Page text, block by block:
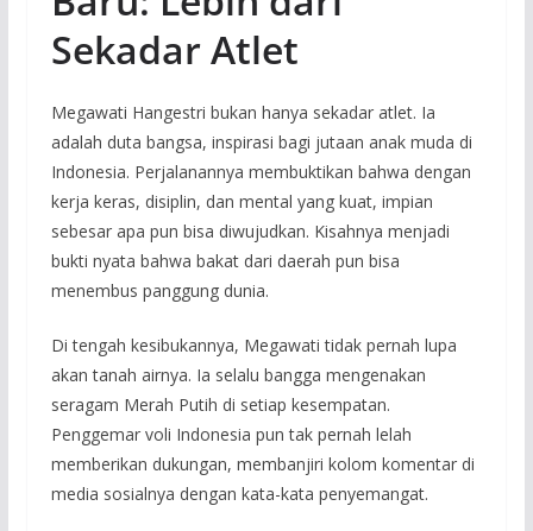
Sekadar Atlet
Megawati Hangestri bukan hanya sekadar atlet. Ia
adalah duta bangsa, inspirasi bagi jutaan anak muda di
Indonesia. Perjalanannya membuktikan bahwa dengan
kerja keras, disiplin, dan mental yang kuat, impian
sebesar apa pun bisa diwujudkan. Kisahnya menjadi
bukti nyata bahwa bakat dari daerah pun bisa
menembus panggung dunia.
Di tengah kesibukannya, Megawati tidak pernah lupa
akan tanah airnya. Ia selalu bangga mengenakan
seragam Merah Putih di setiap kesempatan.
Penggemar voli Indonesia pun tak pernah lelah
memberikan dukungan, membanjiri kolom komentar di
media sosialnya dengan kata-kata penyemangat.